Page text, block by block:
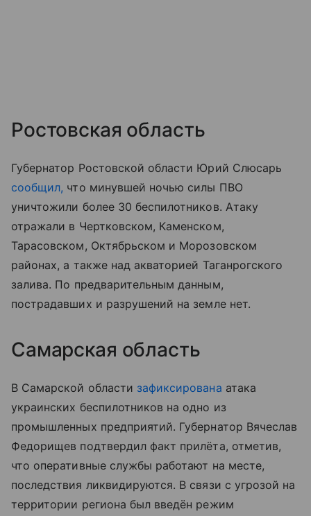
Ростовская область
Губернатор Ростовской области Юрий Слюсарь
сообщил, что минувшей ночью силы ПВО
уничтожили более 30 беспилотников. Атаку
отражали в Чертковском, Каменском,
Тарасовском, Октябрьском и Морозовском
районах, а также над акваторией Таганрогского
залива. По предварительным данным,
пострадавших и разрушений на земле нет.
Самарская область
В Самарской области зафиксирована атака
украинских беспилотников на одно из
промышленных предприятий. Губернатор Вячеслав
Федорищев подтвердил факт прилёта, отметив,
что оперативные службы работают на месте,
последствия ликвидируются. В связи с угрозой на
территории региона был введён режим